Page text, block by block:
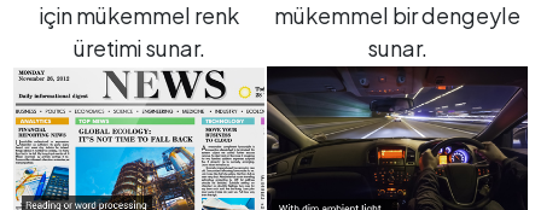
için mükemmel renk
üretimi sunar.
mükemmel bir dengeyle
sunar.